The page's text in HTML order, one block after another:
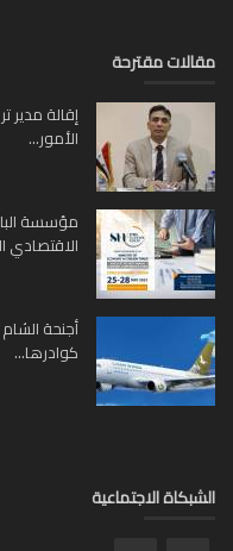
مقترحة
إقالة مدير
الأمور...
مؤسسة الباشق
الاقتصادي
أجنحة الشام
كوادرها...
الاجتماعية